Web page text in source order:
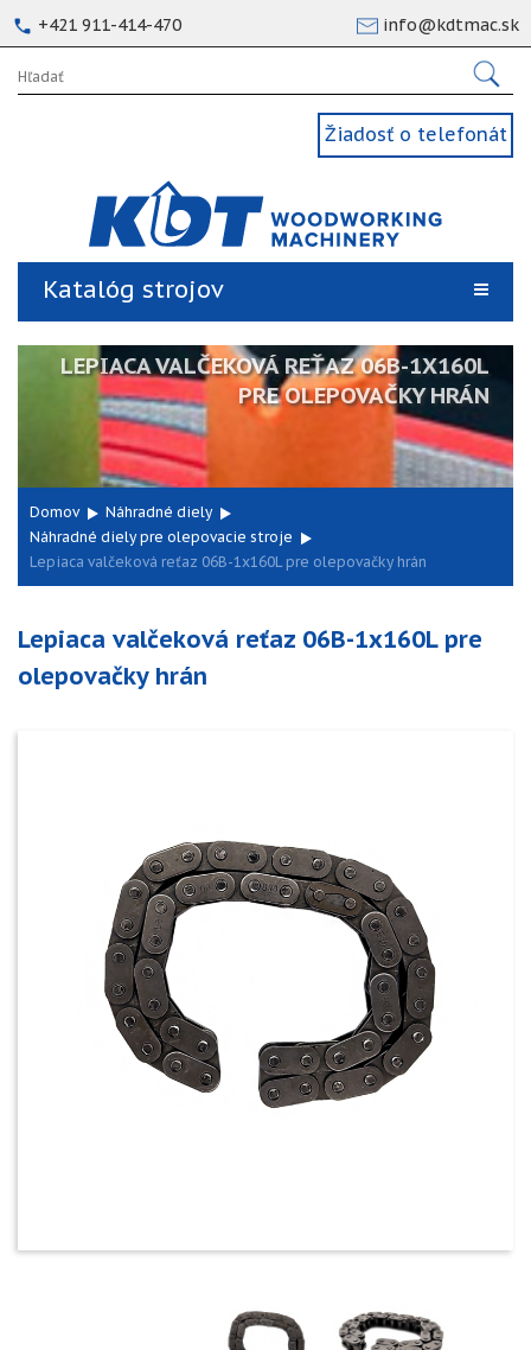
+421 911-414-470 info@kdtmac.sk
Žiadosť o telefonát
Katalóg strojov
LEPIACA VALČEKOVÁ REŤAZ 06B-1X160L
PRE OLEPOVAČKY HRÁN
Domov
Náhradné diely
Náhradné diely pre olepovacie stroje
Lepiaca valčeková reťaz 06B-1x160L pre olepovačky hrán
Lepiaca valčeková reťaz 06B-1x160L pre
olepovačky hrán